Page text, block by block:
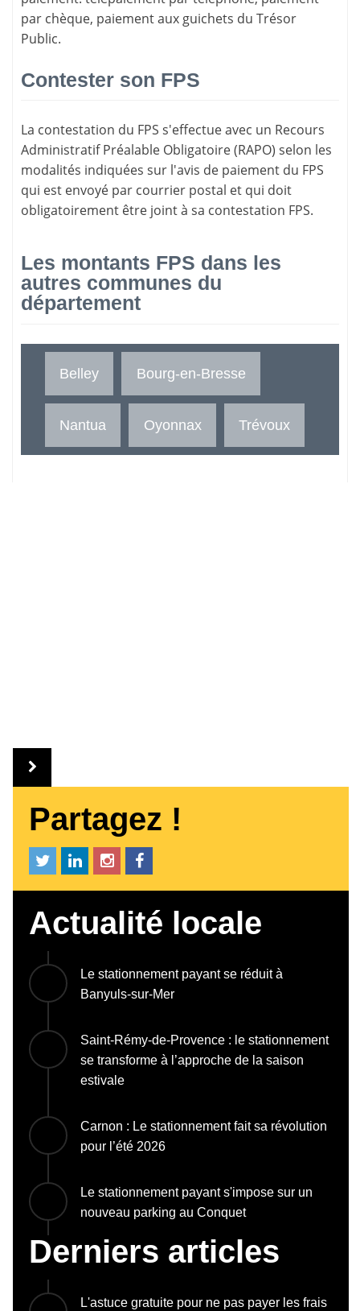
par chèque, paiement aux guichets du Trésor
Public.
Contester son FPS
La contestation du FPS s'effectue avec un Recours
Administratif Préalable Obligatoire (RAPO) selon les
modalités indiquées sur l'avis de paiement du FPS
qui est envoyé par courrier postal et qui doit
obligatoirement être joint à sa contestation FPS.
Les montants FPS dans les
autres communes du
département
Belley Bourg-en-Bresse
Nantua Oyonnax Trévoux
Partagez !
Actualité locale
Le stationnement payant se réduit à
Banyuls-sur-Mer
Saint-Rémy-de-Provence : le stationnement
se transforme à l’approche de la saison
estivale
Carnon : Le stationnement fait sa révolution
pour l’été 2026
Le stationnement payant s'impose sur un
nouveau parking au Conquet
Derniers articles
L'astuce gratuite pour ne pas payer les frais